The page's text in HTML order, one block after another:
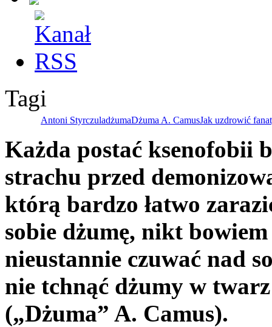
Tagi
Antoni StyrczuladżumaDżuma A. CamusJak uzdrowić
Każda postać ksenofobii
strachu przed
którą bardzo łatwo
sobie dżumę, nikt
nieustannie czuwać nad
nie tchnąć dżumy w
(„Dżuma” A. Camus).